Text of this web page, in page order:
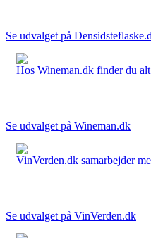
Se udvalget på
Hos Wineman.dk finder du
Se udvalget på Wineman.dk
VinVerden.dk samarbejder
Se udvalget på VinVerden.dk